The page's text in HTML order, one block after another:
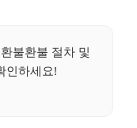
불환불 절차 및
인하세요!